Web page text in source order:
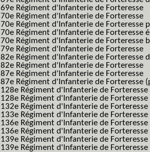
69e Régiment d'Infanterie de Forteresse
70e Régiment d'Infanterie de Forteresse
70e Régiment d'Infanterie de Forteresse
70e Régiment d'Infanterie de Forteresse
70e Régiment d'Infanterie de Forteresse
79e Régiment d'Infanterie de Forteresse
82e Régiment d'Infanterie de Forteresse
82e Régiment d'Infanterie de Forteresse
87e Régiment d'Infanterie de Forteresse
87e Régiment d'Infanterie de Forteresse
128e Régiment d'Infanterie de Forteresse
128e Régiment d'Infanterie de
132e Régiment d'Infanterie de Forteresse
133e Régiment d'Infanterie de Forteresse
136e Régiment d'Infanterie de Forteresse
136e Régiment d'Infanterie de
139e Régiment d'Infanterie de
139e Régiment d'Infanterie de